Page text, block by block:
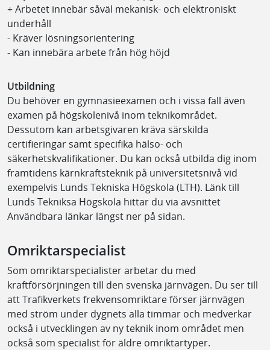
+ Arbetet innebär såväl mekanisk- och elektroniskt
underhåll
- Kräver lösningsorientering
- Kan innebära arbete från hög höjd
Utbildning
Du behöver en gymnasieexamen och i vissa fall även
examen på högskolenivå inom teknikområdet.
Dessutom kan arbetsgivaren kräva särskilda
certifieringar samt specifika hälso- och
säkerhetskvalifikationer. Du kan också utbilda dig inom
framtidens kärnkraftsteknik på universitetsnivå vid
exempelvis Lunds Tekniska Högskola (LTH). Länk till
Lunds Tekniksa Högskola hittar du via avsnittet
Användbara länkar längst ner på sidan.
Omriktarspecialist
Som omriktarspecialister arbetar du med
kraftförsörjningen till den svenska järnvägen. Du ser till
att Trafikverkets frekvensomriktare förser järnvägen
med ström under dygnets alla timmar och medverkar
också i utvecklingen av ny teknik inom området men
också som specialist för äldre omriktartyper.